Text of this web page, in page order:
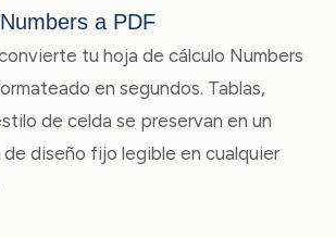
a PDF
tu hoja de cálculo Numbers
en segundos. Tablas,
de celda se preservan en un
diseño fijo legible en cualquier